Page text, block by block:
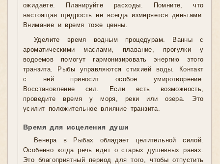
ожидаете. Планируйте расходы. Помните, что
настоящая щедрость не всегда измеряется деньгами.
Внимание и время тоже ценны.
Уделите время водным процедурам. Ванны с
ароматическими маслами, плавание, прогулки у
водоемов помогут гармонизировать энергию этого
транзита. Рыбы управляются стихией воды. Контакт
с ней приносит особое умиротворение.
Восстановление сил. Если есть возможность,
проведите время у моря, реки или озера. Это
усилит положительное влияние транзита.
Время для исцеления души
Венера в Рыбах обладает целительной силой.
Особенно когда речь идет о старых душевных ранах.
Это благоприятный период для того, чтобы отпустить